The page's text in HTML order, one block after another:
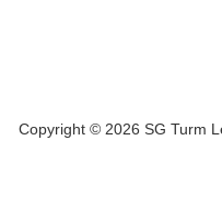
Copyright © 2026 SG Turm